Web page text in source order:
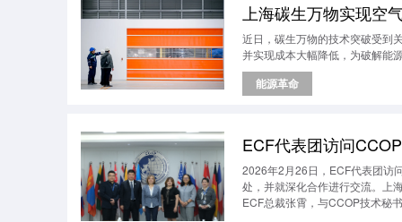
上海碳生万物实现空
近日，碳生万物的技术突破受到
并实现成本大幅降低，为破解能
能源革命
ECF代表团访问
2026年2月26日，ECF代表团访
处，并就深化合作进行交流。上
ECF总裁张霄，与CCOP技术秘